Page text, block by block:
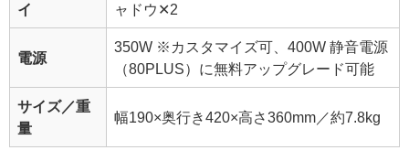
イ
ャドウ✕2
電源
350W ※カスタマイズ可、400W 静音電源
（80PLUS）に無料アップグレード可能
サイズ／重
量
幅190×奥行き420×高さ360mm／約7.8kg